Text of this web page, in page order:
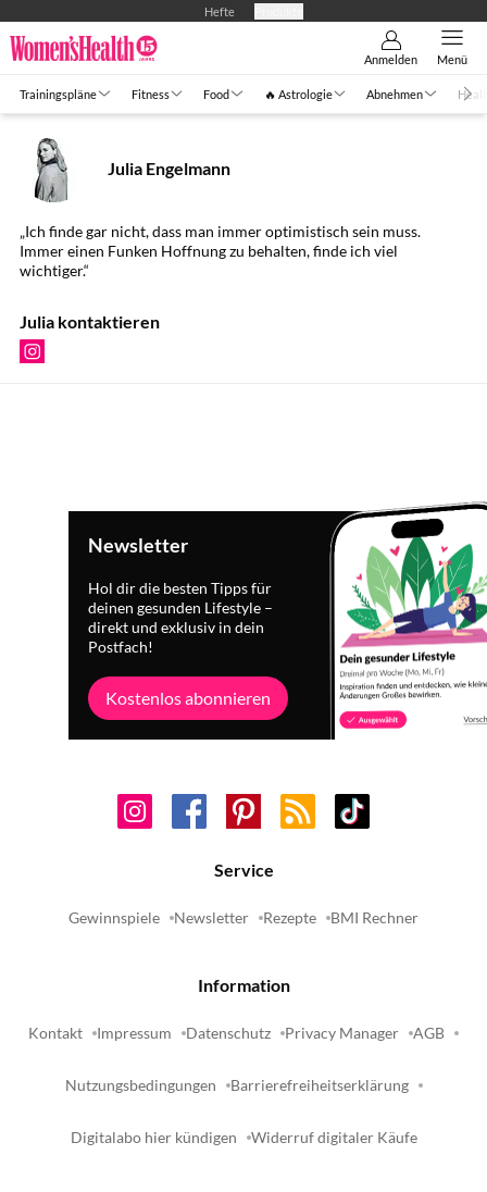
Hefte
Anmelden Menü
Trainingspläne Fitness Food 🔥 Astrologie Abnehmen
Julia Engelmann
„Ich finde gar nicht, dass man immer optimistisch sein muss.
Immer einen Funken Hoffnung zu behalten, finde ich viel
wichtiger.“
Julia kontaktieren
Newsletter
Hol dir die besten Tipps für
deinen gesunden Lifestyle –
direkt und exklusiv in dein
Postfach!
Kostenlos abonnieren
Service
Gewinnspiele Newsletter Rezepte BMI Rechner
Information
Kontakt Impressum Datenschutz Privacy Manager AGB
Nutzungsbedingungen Barrierefreiheitserklärung
Digitalabo hier kündigen Widerruf digitaler Käufe